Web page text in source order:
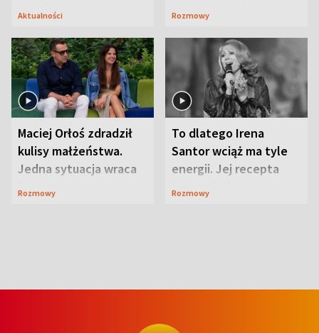
Lubelszczyzna
Aktualności Rozmowy
Maciej Orłoś zdradził
kulisy małżeństwa.
Jedna sytuacja wraca
jak bumerang
Rozmowy
To dlatego Irena
Santor wciąż ma tyle
energii. Jej recepta
jest zaskakująco
Rozmowy